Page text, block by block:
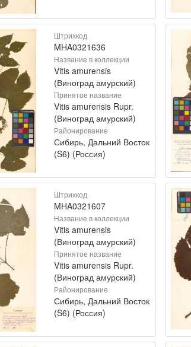
Штрихкод
MHA0321636
Название в коллекции
Vitis amurensis
(Виноград амурский)
Принятое название
Vitis amurensis Rupr.
(Виноград амурский)
Районирование
Сибирь, Дальний Восток
(S6) (Россия)
Штрихкод
MHA0321607
Название в коллекции
Vitis amurensis
(Виноград амурский)
Принятое название
Vitis amurensis Rupr.
(Виноград амурский)
Районирование
Сибирь, Дальний Восток
(S6) (Россия)